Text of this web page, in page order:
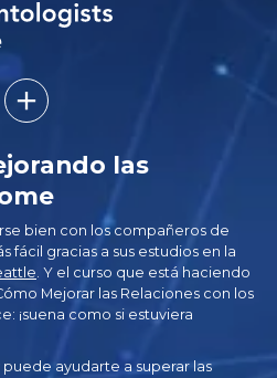
las
bien con los compañeros de
fácil gracias a sus estudios en la
. Y el curso que está haciendo
Mejorar las Relaciones con los
¡suena como si estuviera
ayudarte a superar las